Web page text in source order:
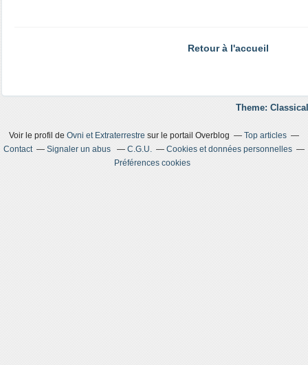
Retour à l'accueil
Theme:
Voir le profil de Ovni et Extraterrestre sur le portail Overblog
Top articles
Contact
Signaler un abus C.G.U.
Cookies et données personnelles
Préférences cookies